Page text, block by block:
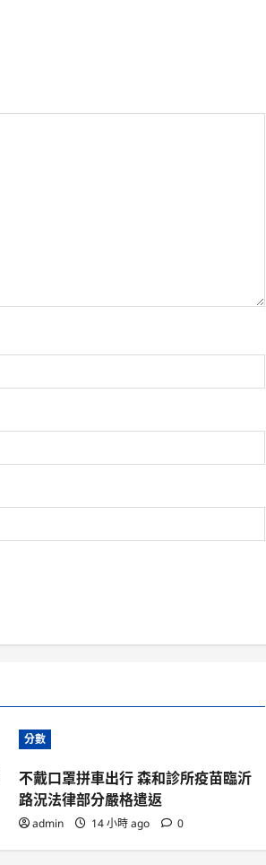
分數
不戴口罩拼車出行 森和診所疫苗臨沂
路況法律部分嚴格遣返
admin 14 小時 ago 0